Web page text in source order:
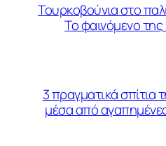
Τουρκοβούνια στο
Το φαινόμενο
3 πραγματικά σπίτια
μέσα από